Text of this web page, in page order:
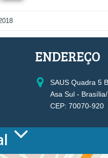
ENDEREÇO
SAUS Quadra 5
Asa Sul -
CEP: 70070-920